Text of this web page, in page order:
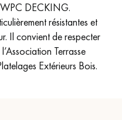
DECKING.
résistantes et
Il convient de respecter
Terrasse
Extérieurs Bois.